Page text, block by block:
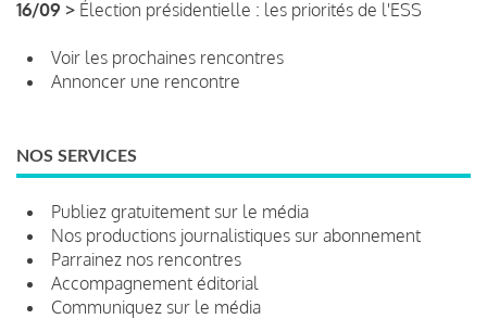
16/09 > Élection présidentielle : les priorités de l'ESS
Voir les prochaines rencontres
Annoncer une rencontre
NOS SERVICES
Publiez gratuitement sur le média
Nos productions journalistiques sur abonnement
Parrainez nos rencontres
Accompagnement éditorial
Communiquez sur le média